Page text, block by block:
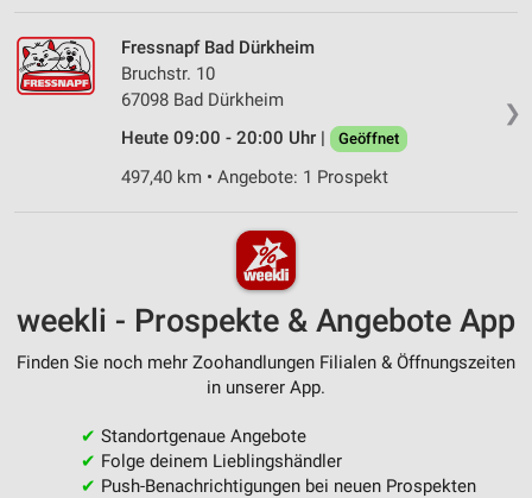
❯
Fressnapf Bad Dürkheim
Bruchstr. 10
67098 Bad Dürkheim
Heute 09:00 - 20:00 Uhr |
Geöffnet
497,40 km • Angebote: 1 Prospekt
weekli - Prospekte & Angebote App
Finden Sie noch mehr Zoohandlungen Filialen & Öffnungszeiten
in unserer App.
✔ Standortgenaue Angebote
✔ Folge deinem Lieblingshändler
✔ Push-Benachrichtigungen bei neuen Prospekten